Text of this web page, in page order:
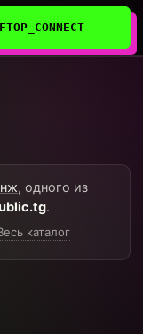
, одного из
.
каталог